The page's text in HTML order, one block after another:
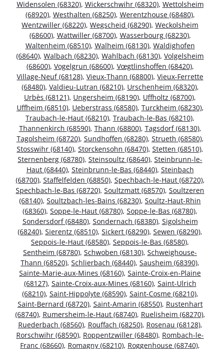
Widensolen (68320), Wickerschwihr (68320), Wettolsheim
(68920), Westhalten (68250), Werentzhouse (68480),
Wentzwiller (68220), Wegscheid (68290), Weckolsheim
(68600), Wattwiller (68700), Wasserbourg (68230),
Waltenheim (68510), Walheim (68130), Waldighofen
(68640), Walbach (68230), Wahlbach (68130), Volgelsheim
(68600), Vogelgrun (68600), Vœgtlinshoffen (68420),
Village-Neuf (68128), Vieux-Thann (68800), Vieux-Ferrette
(68480), Valdieu-Lutran (68210), Urschenheim (68320),
Urbès (68121), Ungersheim (68190), Uffholtz (68700),
Uffheim (68510), Ueberstrass (68580), Turckheim (68230),
Traubach-le-Haut (68210), Traubach-le-Bas (68210),
Thannenkirch (68590), Thann (68800), Tagsdorf (68130),
Tagolsheim (68720), Sundhoffen (68280), Strueth (68580),
Stosswihr (68140), Storckensohn (68470), Stetten (68510),
Sternenberg (68780), Steinsoultz (68640), Steinbrunn-le-
Haut (68440), Steinbrunn-le-Bas (68440), Steinbach
(68700), Staffelfelden (68850), Spechbach-le-Haut (68720),
Spechbach-le-Bas (68720), Soultzmatt (68570), Soultzeren
(68140), Soultzbach-les-Bains (68230), Soultz-Haut-Rhin
(68360), Soppe-le-Haut (68780), Soppe-le-Bas (68780),
Sondersdorf (68480), Sondernach (68380), Sigolsheim
(68240), Sierentz (68510), Sickert (68290), Sewen (68290),
Seppois-le-Haut (68580), Seppois-le-Bas (68580),
Sentheim (68780), Schwoben (68130), Schweighouse-
Thann (68520), Schlierbach (68440), Sausheim (68390),
Sainte-Marie-aux-Mines (68160), Sainte-Croix-en-Plaine
(68127), Sainte-Croix-aux-Mines (68160), Saint-Ulrich
(68210), Saint-Hippolyte (68590), Saint-Cosme (68210),
Saint-Bernard (68720), Saint-Amarin (68550), Rustenhart
(68740), Rumersheim-le-Haut (68740), Ruelisheim (68270),
Ruederbach (68560), Rouffach (68250), Rosenau (68128),
Rorschwihr (68590), Roppentzwiller (68480), Rombach-le-
Franc (68660), Romagny (68210), Roggenhouse (68740),